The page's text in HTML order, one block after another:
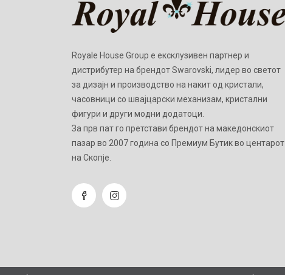
Royale House Group е ексклузивен партнер и
дистрибутер на брендот Swarovski, лидер во светот
за дизајн и производство на накит од кристали,
часовници со швајцарски механизам, кристални
фигури и други модни додатоци.
Зa прв пат го претстави брендот на македонскиот
пазар во 2007 година со Премиум Бутик во центарот
на Скопје.